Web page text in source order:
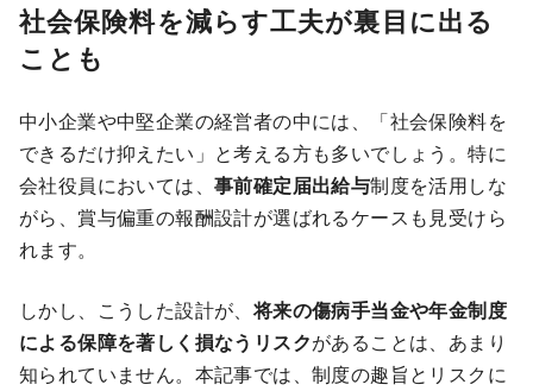
社会保険料を減らす工夫が裏目に出る
ことも
中小企業や中堅企業の経営者の中には、「社会保険料を
できるだけ抑えたい」と考える方も多いでしょう。特に
会社役員においては、 事前確定届出給与制度を活用しな
がら、賞与偏重の報酬設計が選ばれるケースも見受けら
れます。
しかし、こうした設計が、将来の傷病手当金や年金制度
による保障を著しく損なうリスクがあることは、あまり
知られていません。本記事では、制度の趣旨とリスクに